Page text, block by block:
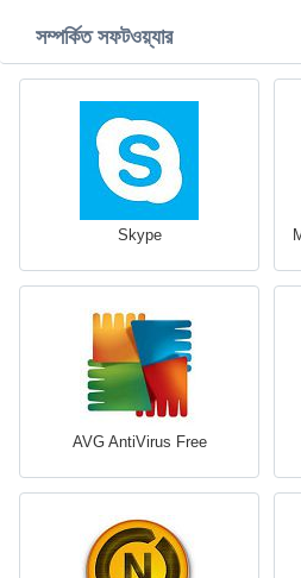
সম্পর্কিত সফটওয়্যার
Skype
AVG AntiVirus Free